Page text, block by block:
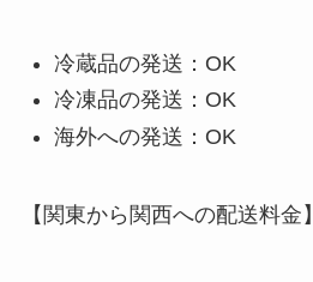
冷蔵品の発送：OK
冷凍品の発送：OK
海外への発送：OK
【関東から関西への配送料金】